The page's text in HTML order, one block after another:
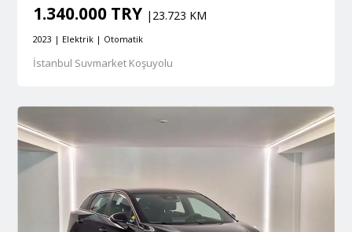
1.340.000 TRY |23.723 KM
2023 | Elektrik | Otomatik
İstanbul Suvmarket Koşuyolu